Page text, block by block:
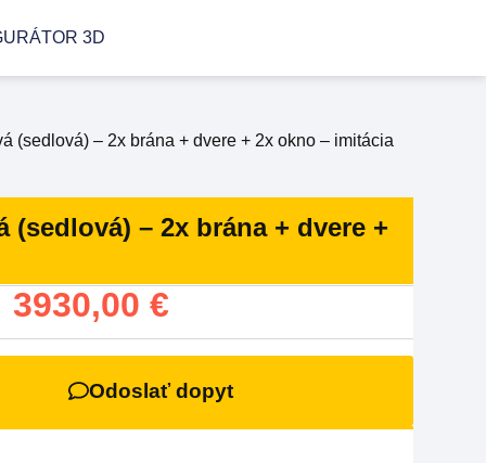
3D
(sedlová) – 2x brána + dvere + 2x okno – imitácia
– 2x brána + dvere +
3930,00 €
Odoslať dopyt